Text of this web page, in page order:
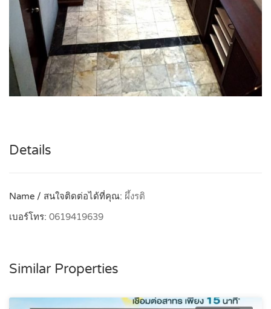
Details
Name / สนใจติดต่อได้ที่คุณ: ผึ้งรติ
เบอร์โทร: 0619419639
Similar Properties